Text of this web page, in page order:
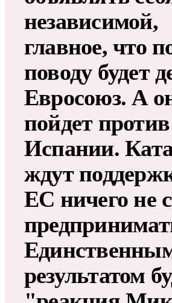
независимой,
главное, что
поводу будет
Евросоюз. А
пойдет против
Испании.
ждут
ЕС ничего не
результатом